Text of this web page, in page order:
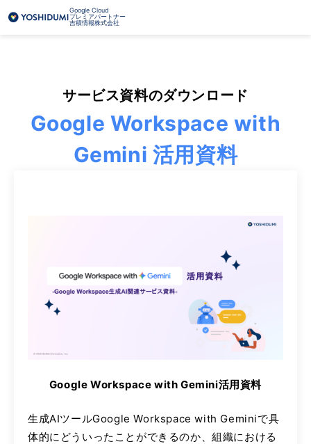
Google Cloud
プレミアパートナー
吉積情報株式会社
サービス資料のダウンロード
Google Workspace with
Gemini 活用資料
Google Workspace with Gemini活用資料
生成AIツールGoogle Workspace with Geminiで具
体的にどういったことができるのか、組織における